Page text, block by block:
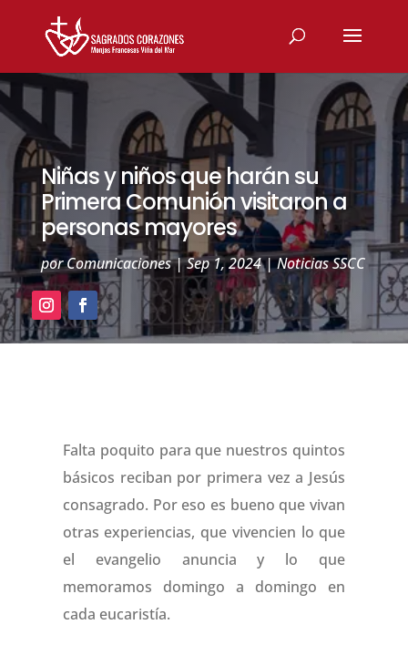
Niñas y niños que harán su
Primera Comunión visitaron a
personas mayores
porComunicaciones|Sep 1, 2024|Noticias SSCC
Falta poquito para que nuestros quintos
básicos reciban por primera vez a Jesús
consagrado. Por eso es bueno que vivan
otras experiencias, que vivencien lo que
el evangelio anuncia y lo que
memoramos domingo a domingo en
cada eucaristía.